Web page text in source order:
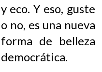
y eco. Y eso, guste
o no, es una nueva
forma de belleza
democrática.